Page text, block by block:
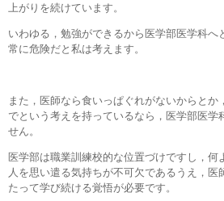
上がりを続けています。
いわゆる，勉強ができるから医学部医学科へ
常に危険だと私は考えます。
また，医師なら食いっぱぐれがないからとか
でという考えを持っているなら，医学部医学
せん。
医学部は職業訓練校的な位置づけですし，何
人を思い遣る気持ちが不可欠であるうえ，医
たって学び続ける覚悟が必要です。